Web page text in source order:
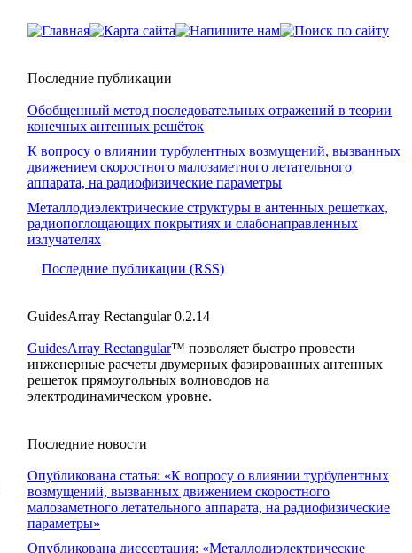
Последние публикации
Обобщенный метод последовательных отражений в теории
конечных антенных решёток
К вопросу о влиянии турбулентных возмущений, вызванных
движением скоростного малозаметного летательного
аппарата, на радиофизические параметры
Металлодиэлектрические структуры в антенных решетках,
радиопоглощающих покрытиях и слабонаправленных
излучателях
Последние публикации (RSS)
GuidesArray Rectangular 0.2.14
GuidesArray Rectangular™ позволяет быстро провести
инженерные расчеты двумерных фазированных антенных
решеток прямоугольных волноводов на
электродинамическом уровне.
Последние новости
Опубликована статья: «К вопросу о влиянии турбулентных
возмущений, вызванных движением скоростного
малозаметного летательного аппарата, на радиофизические
параметры»
Опубликована диссертация: «Металлодиэлектрические